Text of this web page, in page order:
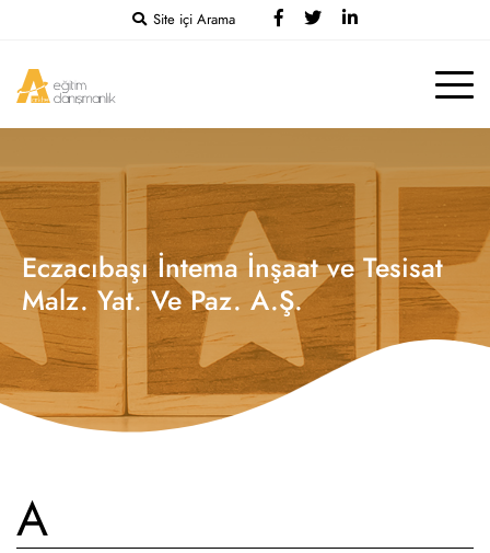
Site içi Arama
Eczacıbaşı İntema İnşaat ve Tesisat
Malz. Yat. Ve Paz. A.Ş.
A